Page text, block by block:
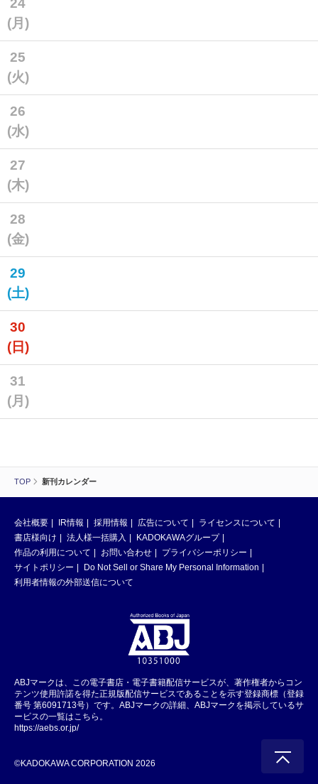
TOP 新刊カレンダー
24
(月)
25
(火)
26
(水)
27
(木)
28
(金)
29
(土)
30
(日)
31
(月)
会社概要 IR情報 採用情報 広告について
ライセンスについて
書店様向け
法人様一括購入
KADOKAWAグループ
作品の利用について
お問い合わせ
プライバシーポリシー
サイトポリシー
Do Not Sell or Share My Personal Information
利用者情報の外部送信について
ABJマークは、この電子書店・電子書籍配信サービスが、著作権者からコン
テンツ使用許諾を得た正規版配信サービスであることを示す登録商標（登録
番号 第6091713号）です。ABJマークの詳細、ABJマークを掲示しているサ
ービスの一覧はこちら。
https://aebs.or.jp/
©KADOKAWA CORPORATION 2026